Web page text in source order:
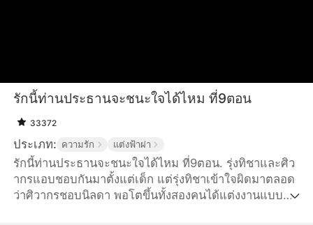
รักนี้ท่านประธานจะชนะใจได้ไหม ที่9ตอน
33372
ประเภท: ความรัก แต่งฟ้าผ่า
รักนี้ท่านประธานจะชนะใจได้ไหม ที่9ตอน. รุ่งทิชาและศิว
ากรแอบชอบกันมาตั้งแต่เด็ก แต่รุ่งทิชาเข้าใจผิดมาตลอด
ว่าศิวากรชอบนิลดา พอโตขึ้นทั้งสองคนได้แต่งงานแบบ